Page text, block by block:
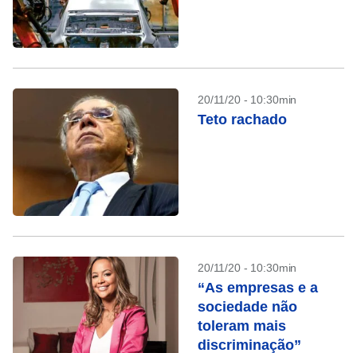
20/11/20 - 10:30min
Teto rachado
20/11/20 - 10:30min
“As empresas e a
sociedade não
toleram mais
discriminação”